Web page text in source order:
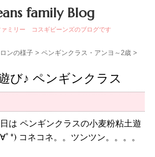
family Blog
ァミリー コスギビーンズのブログです
ンの様子 > ペンギンクラス・アンヨ～2歳 >
び♪ ペンギンクラス
は ペンギンクラスの小麦粉粘土遊
*) コネコネ。。ツンツン。。。。